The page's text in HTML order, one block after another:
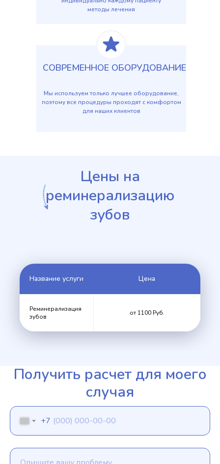
СОВРЕМЕННОЕ ОБОРУДОВАНИЕ
Мы используем только лучшее оборудование,
поэтому все процедуры проходят с комфортом
для наших клиентов
методы лечения
Цены на
реминерализацию
зубов
Название услуги Цена
Реминерализация
зубов
от 1100 Руб.
Получить расчет для моего
случая
+7